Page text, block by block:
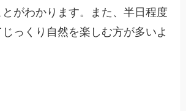
がわかります。また、半日程度
っくり自然を楽しむ方が多いよ